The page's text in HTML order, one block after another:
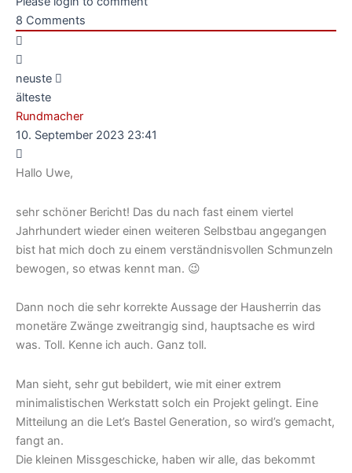
8 Comments
neuste
älteste
Rundmacher
10. September 2023 23:41
Hallo Uwe,
sehr schöner Bericht! Das du nach fast einem viertel
Jahrhundert wieder einen weiteren Selbstbau angegangen
bist hat mich doch zu einem verständnisvollen Schmunzeln
bewogen, so etwas kennt man. 😉
Dann noch die sehr korrekte Aussage der Hausherrin das
monetäre Zwänge zweitrangig sind, hauptsache es wird
was. Toll. Kenne ich auch. Ganz toll.
Man sieht, sehr gut bebildert, wie mit einer extrem
minimalistischen Werkstatt solch ein Projekt gelingt. Eine
Mitteilung an die Let’s Bastel Generation, so wird’s gemacht,
fangt an.
Die kleinen Missgeschicke, haben wir alle, das bekommt